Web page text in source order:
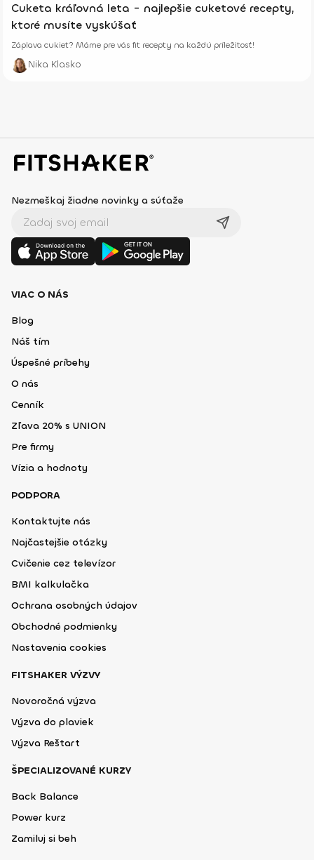
Cuketa kráľovná leta - najlepšie cuketové recepty,
ktoré musíte vyskúšať
Záplava cukiet? Máme pre vás fit recepty na každú príležitosť!
Nika Klasko
Nezmeškaj žiadne novinky a súťaže
VIAC O NÁS
Blog
Náš tím
Úspešné príbehy
O nás
Cenník
Zľava 20% s UNION
Pre firmy
Vízia a hodnoty
PODPORA
Kontaktujte nás
Najčastejšie otázky
Cvičenie cez televízor
BMI kalkulačka
Ochrana osobných údajov
Obchodné podmienky
Nastavenia cookies
FITSHAKER VÝZVY
Novoročná výzva
Výzva do plaviek
Výzva Reštart
ŠPECIALIZOVANÉ KURZY
Back Balance
Power kurz
Zamiluj si beh